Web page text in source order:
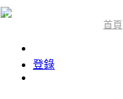
首頁
登錄